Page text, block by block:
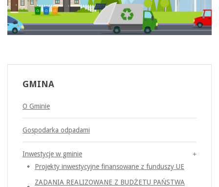
GMINA
O Gminie
Gospodarka odpadami
Inwestycje w gminie
Projekty inwestycyjne finansowane z funduszy UE
ZADANIA REALIZOWANE Z BUDŻETU PAŃSTWA